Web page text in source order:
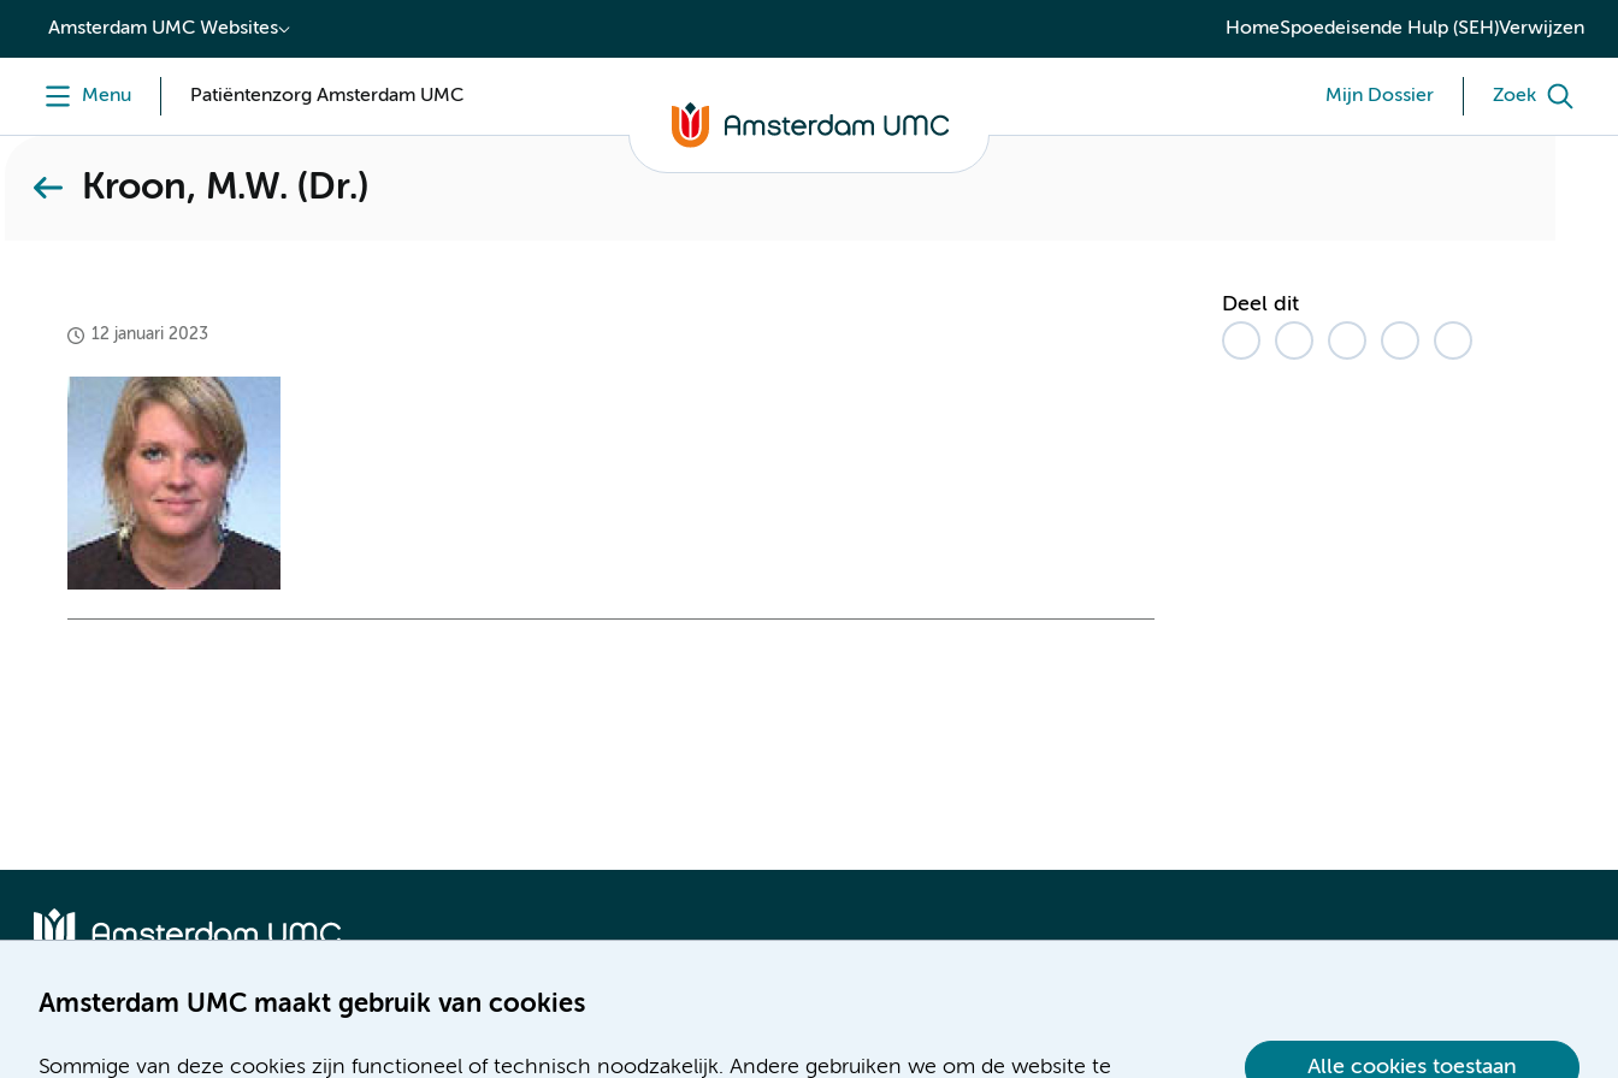
content
Amsterdam UMC Websites HomeSpoedeisende Hulp (SEH)Verwijzen
Menu Patiëntenzorg Amsterdam UMC Mijn Dossier Zoek
Kroon, M.W. (Dr.)
12 januari 2023
Deel dit
Amsterdam UMC maakt gebruik van cookies
Sommige van deze cookies zijn functioneel of technisch noodzakelijk. Andere gebruiken we om de website te Alle cookies toestaan
Meibergdreef 9
De Boelelaan 1117